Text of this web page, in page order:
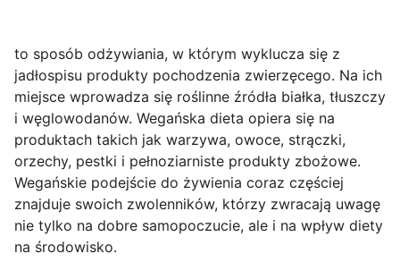
to sposób odżywiania, w którym wyklucza się z
jadłospisu produkty pochodzenia zwierzęcego. Na ich
miejsce wprowadza się roślinne źródła białka, tłuszczy
i węglowodanów. Wegańska dieta opiera się na
produktach takich jak warzywa, owoce, strączki,
orzechy, pestki i pełnoziarniste produkty zbożowe.
Wegańskie podejście do żywienia coraz częściej
znajduje swoich zwolenników, którzy zwracają uwagę
nie tylko na dobre samopoczucie, ale i na wpływ diety
na środowisko.